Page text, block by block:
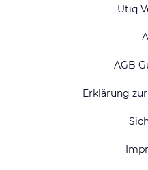
Utiq
AGB
Erklärung